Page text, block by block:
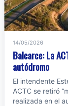
14/05/2026
Balcarce: La
autódromo
El intendente
ACTC se retiró
realizada en el